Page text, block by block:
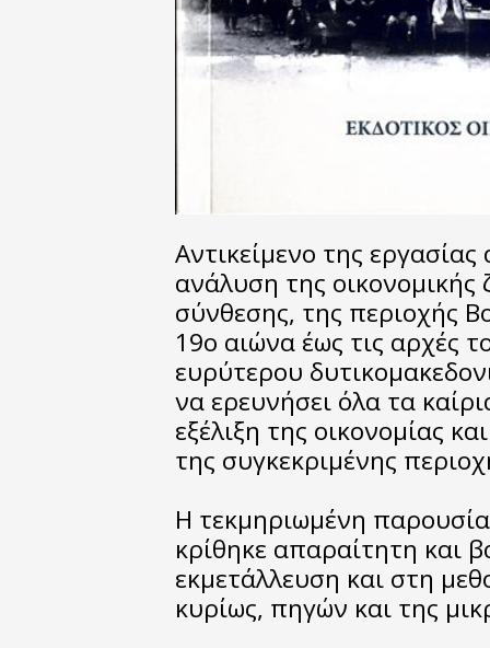
Αντικείμενο της
ανάλυση της οικονομικής
σύνθεσης, της περιοχής
19o αιώνα έως τις αρχές
ευρύτερου
να ερευνήσει όλα τα
εξέλιξη της οικονομίας
της συγκεκριμένης
Η τεκμηριωμένη
κρίθηκε απαραίτητη και
εκμετάλλευση και στη
κυρίως, πηγών και της